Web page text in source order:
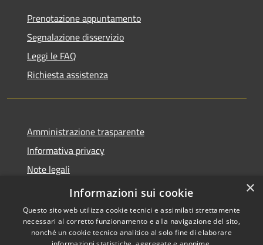
Prenotazione appuntamento
Segnalazione disservizio
Leggi le FAQ
Richiesta assistenza
Amministrazione trasparente
Informativa privacy
Note legali
Dichiarazione di accessibilità
×
Informazioni sui cookie
Questo sito web utilizza cookie tecnici e assimilati strettamente
necessari al corretto funzionamento e alla navigazione del sito,
nonché un cookie tecnico analitico al solo fine di elaborare